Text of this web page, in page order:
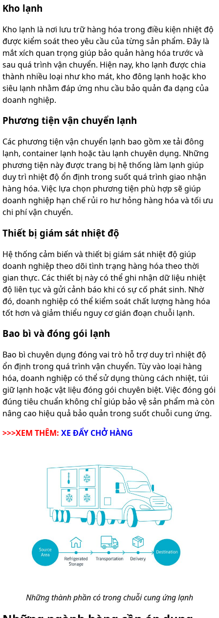
Kho lạnh
Kho lạnh là nơi lưu trữ hàng hóa trong điều kiện nhiệt độ
được kiểm soát theo yêu cầu của từng sản phẩm. Đây là
mắt xích quan trọng giúp bảo quản hàng hóa trước và
sau quá trình vận chuyển. Hiện nay, kho lạnh được chia
thành nhiều loại như kho mát, kho đông lạnh hoặc kho
siêu lạnh nhằm đáp ứng nhu cầu bảo quản đa dạng của
doanh nghiệp.
Phương tiện vận chuyển lạnh
Các phương tiện vận chuyển lạnh bao gồm xe tải đông
lạnh, container lạnh hoặc tàu lạnh chuyên dụng. Những
phương tiện này được trang bị hệ thống làm lạnh giúp
duy trì nhiệt độ ổn định trong suốt quá trình giao nhận
hàng hóa. Việc lựa chọn phương tiện phù hợp sẽ giúp
doanh nghiệp hạn chế rủi ro hư hỏng hàng hóa và tối ưu
chi phí vận chuyển.
Thiết bị giám sát nhiệt độ
Hệ thống cảm biến và thiết bị giám sát nhiệt độ giúp
doanh nghiệp theo dõi tình trạng hàng hóa theo thời
gian thực. Các thiết bị này có thể ghi nhận dữ liệu nhiệt
độ liên tục và gửi cảnh báo khi có sự cố phát sinh. Nhờ
đó, doanh nghiệp có thể kiểm soát chất lượng hàng hóa
tốt hơn và giảm thiểu nguy cơ gián đoạn chuỗi lạnh.
Bao bì và đóng gói lạnh
Bao bì chuyên dụng đóng vai trò hỗ trợ duy trì nhiệt độ
ổn định trong quá trình vận chuyển. Tùy vào loại hàng
hóa, doanh nghiệp có thể sử dụng thùng cách nhiệt, túi
giữ lạnh hoặc vật liệu đóng gói chuyên biệt. Việc đóng gói
đúng tiêu chuẩn không chỉ giúp bảo vệ sản phẩm mà còn
nâng cao hiệu quả bảo quản trong suốt chuỗi cung ứng.
>>>XEM THÊM: XE ĐẨY CHỞ HÀNG
Những thành phần có trong chuỗi cung ứng lạnh